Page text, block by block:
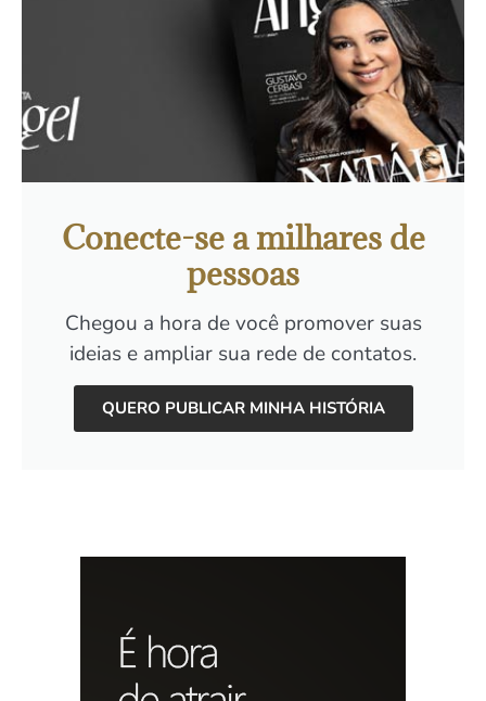
Conecte-se a milhares de
pessoas
Chegou a hora de você promover suas
ideias e ampliar sua rede de contatos.
QUERO PUBLICAR MINHA HISTÓRIA